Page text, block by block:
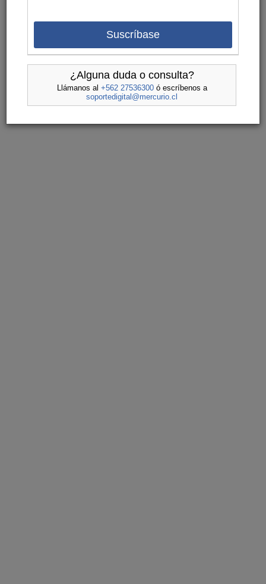
Suscríbase
¿Alguna duda o consulta?
Llámanos al +562 27536300ó escríbenos a
soportedigital@mercurio.cl